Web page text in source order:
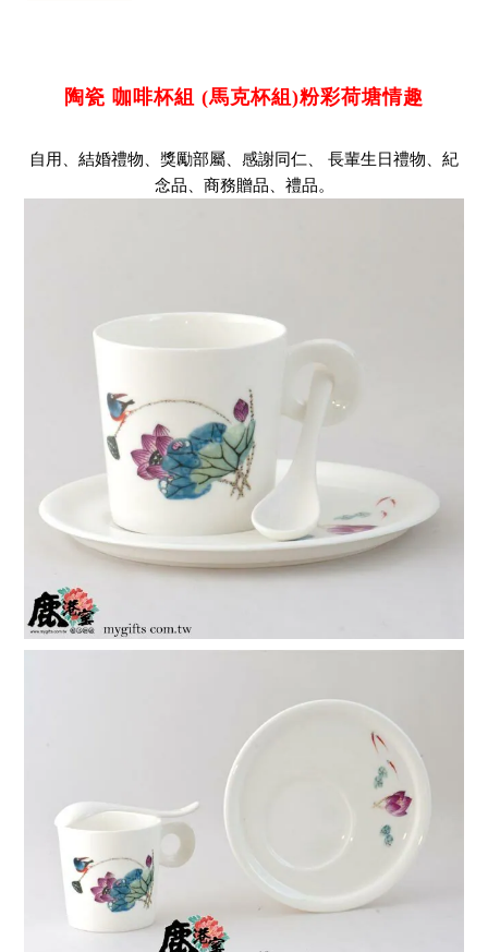
陶瓷 咖啡杯組 (馬克杯組)粉彩荷塘情趣
自用、結婚禮物、獎勵部屬、感謝同仁、 長輩生日禮物、紀
念品、商務贈品、禮品。